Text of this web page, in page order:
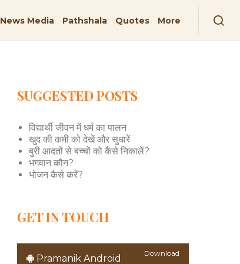
News Media Pathshala Quotes More
SUGGESTED POSTS
विद्यार्थी जीवन में धर्म का पालन
खुद की कमी को देखें और सुधारें
बुरी आदतों से बच्चों को कैसे निकालें?
भगवान कौन?
भोजन कैसे करें?
GET IN TOUCH
Pramanik Android Download